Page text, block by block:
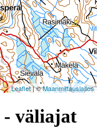
Leaflet| ©Maanmittauslaitos
- väliajat